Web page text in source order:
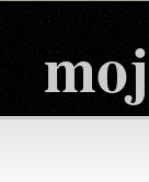
moj